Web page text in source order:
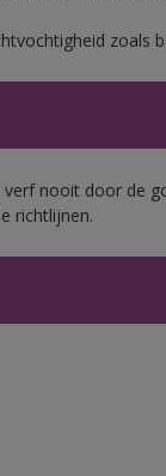
zoals
verf nooit door de
richtlijnen.